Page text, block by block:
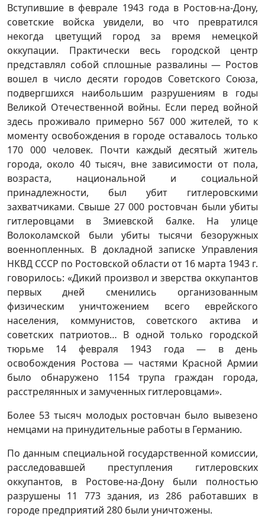
Вступившие в феврале 1943 года в Ростов-на-Дону,
советские войска увидели, во что превратился
некогда цветущий город за время немецкой
оккупации. Практически весь городской центр
представлял собой сплошные развалины — Ростов
вошел в число десяти городов Советского Союза,
подвергшихся наибольшим разрушениям в годы
Великой Отечественной войны. Если перед войной
здесь проживало примерно 567 000 жителей, то к
моменту освобождения в городе оставалось только
170 000 человек. Почти каждый десятый житель
города, около 40 тысяч, вне зависимости от пола,
возраста, национальной и социальной
принадлежности, был убит гитлеровскими
захватчиками. Свыше 27 000 ростовчан были убиты
гитлеровцами в Змиевской балке. На улице
Волоколамской были убиты тысячи безоружных
военнопленных. В докладной записке Управления
НКВД СССР по Ростовской области от 16 марта 1943 г.
говорилось: «Дикий произвол и зверства оккупантов
первых дней сменились организованным
физическим уничтожением всего еврейского
населения, коммунистов, советского актива и
советских патриотов… В одной только городской
тюрьме 14 февраля 1943 года — в день
освобождения Ростова — частями Красной Армии
было обнаружено 1154 трупа граждан города,
расстрелянных и замученных гитлеровцами».
Более 53 тысяч молодых ростовчан было вывезено
немцами на принудительные работы в Германию.
По данным специальной государственной комиссии,
расследовавшей преступления гитлеровских
оккупантов, в Ростове-на-Дону были полностью
разрушены 11 773 здания, из 286 работавших в
городе предприятий 280 были уничтожены.